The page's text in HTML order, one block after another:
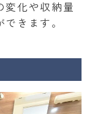
変化や収納量
きます。